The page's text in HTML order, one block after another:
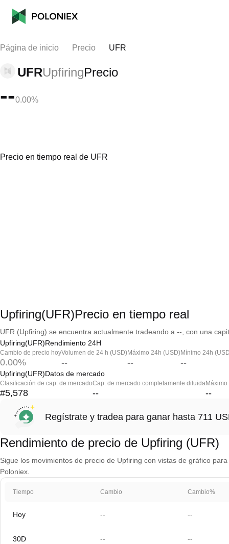
Página de inicio Precio UFR
UFRUpfiringPrecio
--0.00%
Precio en tiempo real de UFR
Upfiring(UFR)Precio en tiempo real
UFR (Upfiring) se encuentra actualmente tradeando a --, con una
Upfiring(UFR)Rendimiento 24H
Cambio de precio hoy
0.00%
Volumen de 24 h (USD)
--
Máximo 24h (USD)
--
Mínimo 24h
--
Upfiring(UFR)Datos de mercado
Clasificación de cap. de mercado
#5,578
Cap. de mercado completamente diluida
-- --
Regístrate y tradea para ganar hasta 711
Rendimiento de precio de Upfiring (UFR)
Sigue los movimientos de precio de Upfiring con vistas de gráfico
Poloniex.
Tiempo Cambio Cambio%
Hoy -- --
30D -- --